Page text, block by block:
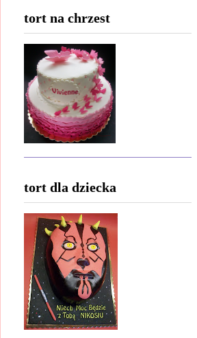
tort na chrzest
tort dla dziecka